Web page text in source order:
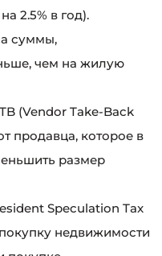
2.5% в год).
суммы,
чем на жилую
(Vendor Take-Back
продавца, которое в
размер
Speculation Tax
недвижимости